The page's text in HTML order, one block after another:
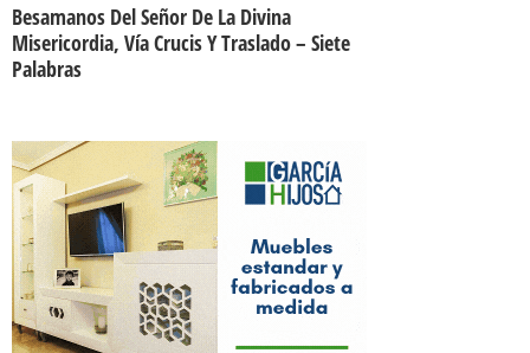
Besamanos Del Señor De La Divina
Misericordia, Vía Crucis Y Traslado – Siete
Palabras